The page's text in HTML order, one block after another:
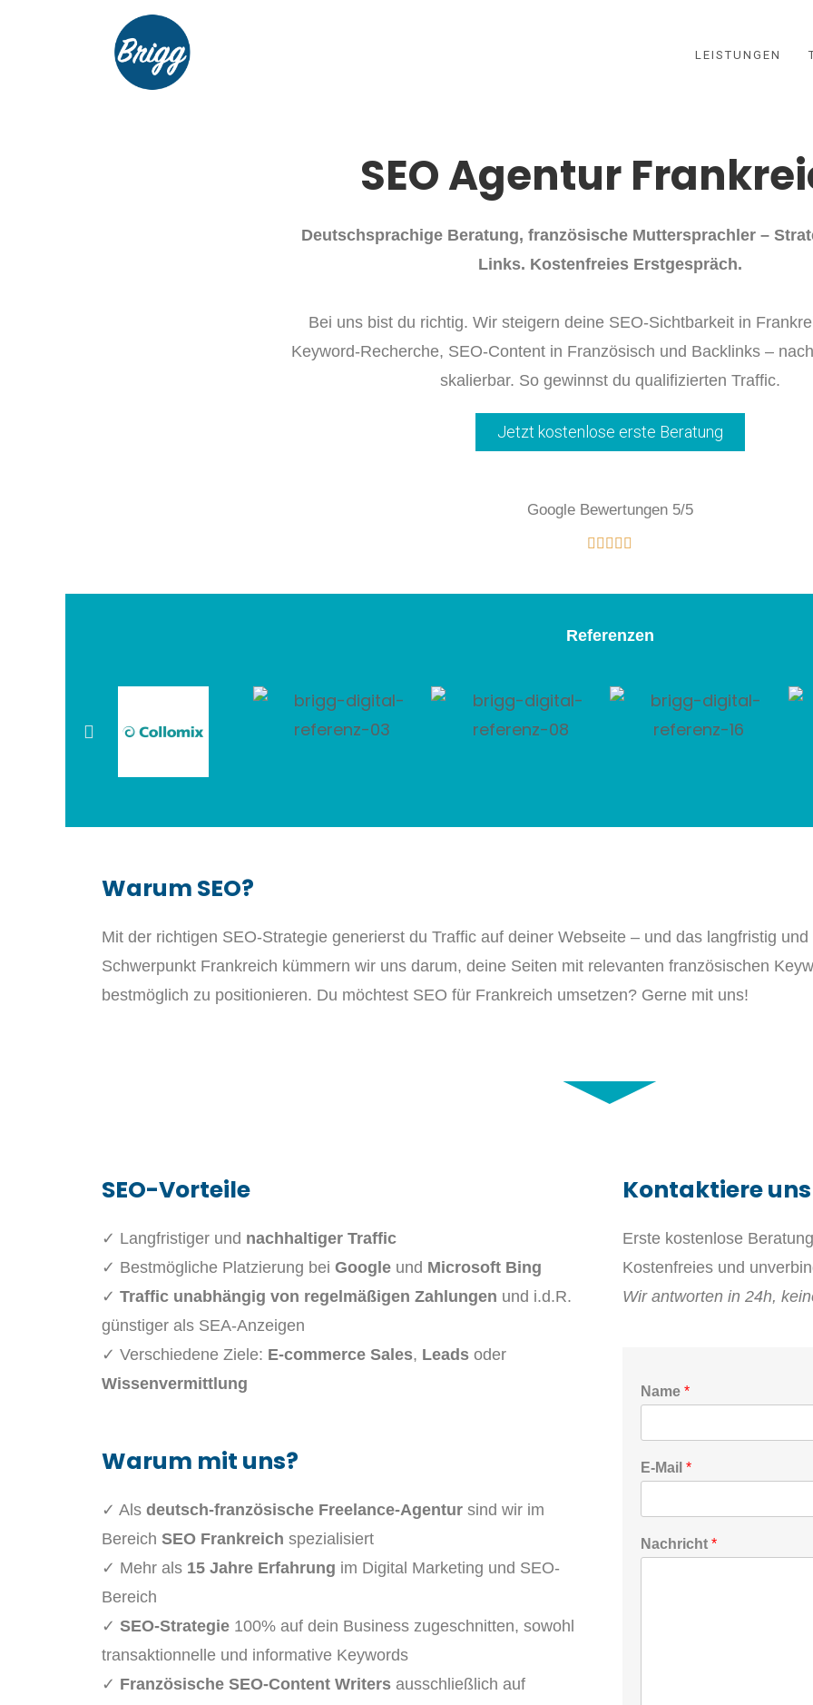
LEISTUNGEN
SEO Agentur
Deutschsprachige Beratung, französische Muttersprachler –
Links. Kostenfreies Erstgespräch.
Bei uns bist du richtig. Wir steigern deine SEO-Sichtbarkeit in
Keyword-Recherche, SEO-Content in Französisch und Backlinks –
skalierbar. So gewinnst du qualifizierten Traffic.
Jetzt kostenlose erste Beratung
Google Bewertungen 5/5
Referenzen
Warum SEO?
Mit der richtigen SEO-Strategie generierst du Traffic auf deiner Webseite – und das langfristig
Schwerpunkt Frankreich kümmern wir uns darum, deine Seiten mit relevanten französischen
bestmöglich zu positionieren. Du möchtest SEO für Frankreich umsetzen? Gerne mit uns!
SEO-Vorteile
✓ Langfristiger und nachhaltiger Traffic
✓ Bestmögliche Platzierung bei Google und Microsoft Bing
✓ Traffic unabhängig von regelmäßigen Zahlungen und i.d.R.
günstiger als SEA-Anzeigen
✓ Verschiedene Ziele: E-commerce Sales, Leads oder
Wissenvermittlung
Warum mit uns?
✓ Als deutsch-französische Freelance-Agentur sind wir im
Bereich SEO Frankreich spezialisiert
✓ Mehr als 15 Jahre Erfahrung im Digital Marketing und SEO-
Bereich
✓ SEO-Strategie 100% auf dein Business zugeschnitten, sowohl
transaktionnelle und informative Keywords
✓ Französische SEO-Content Writers ausschließlich auf
Kontaktiere
Erste kostenlose
Kostenfreies und
Wir antworten in 24h,
Name*
*
*
a
h
E-Mail*
Nachricht*